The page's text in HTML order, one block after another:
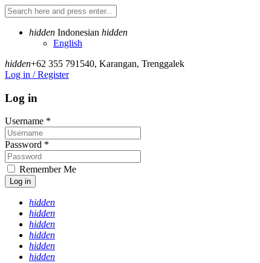
hidden Indonesian hidden
English
hidden+62 355 791540, Karangan, Trenggalek
Log in / Register
Log in
Username *
Password *
Remember Me
Log in
hidden
hidden
hidden
hidden
hidden
hidden